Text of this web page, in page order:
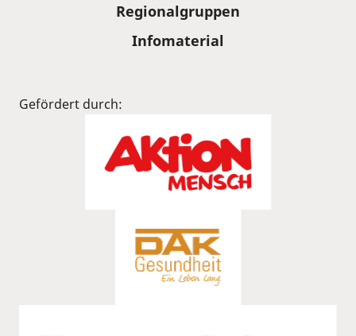
Regionalgruppen
Infomaterial
Gefördert durch: